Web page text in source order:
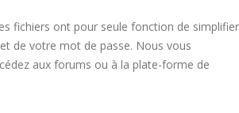
fichiers ont pour seule fonction de simplifier
de votre mot de passe. Nous vous
aux forums ou à la plate-forme de